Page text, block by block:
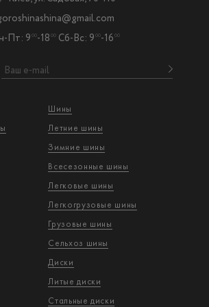
Шины
Летние шины
Зимние шины
Всесезонные шины
Легковые шины
Легкогрузовые шины
Грузовые шины
Сельхоз шины
Диски
Литые диски
Стальные диски
Пт: 9 00-18 00 Сб-Вс: 9 00-16 00